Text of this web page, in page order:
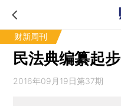
财新周刊
民法典编纂起步
2016年09月19日第37期